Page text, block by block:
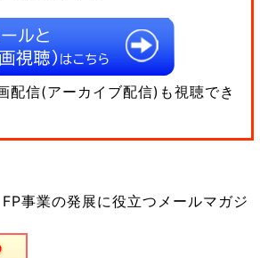
配信(アーカイブ配信)も視聴でき
事業の発展に役立つメールマガジ